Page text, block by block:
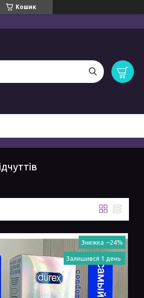
Кошик
–24%
Залишився 1 день